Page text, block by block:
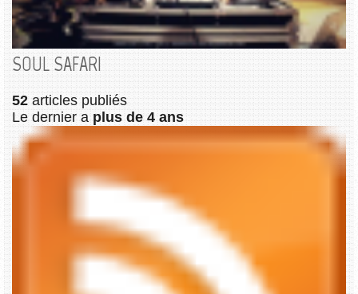
SOUL SAFARI
52 articles publiés
Le dernier a plus de 4 ans